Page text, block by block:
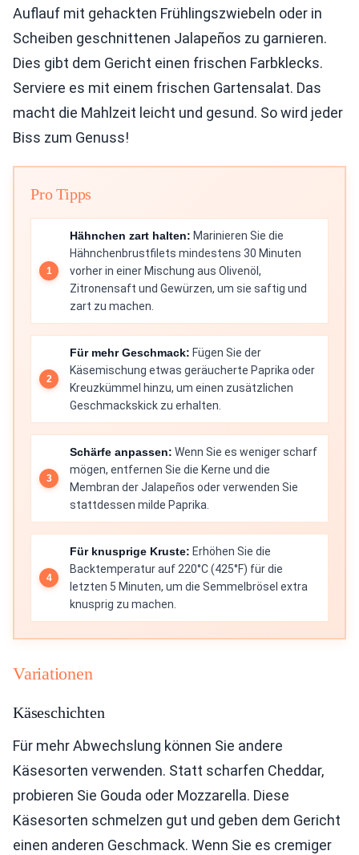
Auflauf mit gehackten Frühlingszwiebeln oder in
Scheiben geschnittenen Jalapeños zu garnieren.
Dies gibt dem Gericht einen frischen Farbklecks.
Serviere es mit einem frischen Gartensalat. Das
macht die Mahlzeit leicht und gesund. So wird jeder
Biss zum Genuss!
Pro Tipps
Hähnchen zart halten: Marinieren Sie die
Hähnchenbrustfilets mindestens 30 Minuten
vorher in einer Mischung aus Olivenöl,
Zitronensaft und Gewürzen, um sie saftig und
zart zu machen.
Für mehr Geschmack: Fügen Sie der
Käsemischung etwas geräucherte Paprika oder
Kreuzkümmel hinzu, um einen zusätzlichen
Geschmackskick zu erhalten.
Schärfe anpassen: Wenn Sie es weniger scharf
mögen, entfernen Sie die Kerne und die
Membran der Jalapeños oder verwenden Sie
stattdessen milde Paprika.
Für knusprige Kruste: Erhöhen Sie die
Backtemperatur auf 220°C (425°F) für die
letzten 5 Minuten, um die Semmelbrösel extra
knusprig zu machen.
Variationen
Käseschichten
Für mehr Abwechslung können Sie andere
Käsesorten verwenden. Statt scharfen Cheddar,
probieren Sie Gouda oder Mozzarella. Diese
Käsesorten schmelzen gut und geben dem Gericht
einen anderen Geschmack. Wenn Sie es cremiger